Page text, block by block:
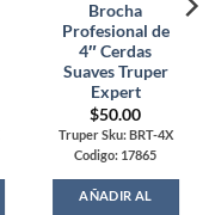
Brocha
Profesional de
4″ Cerdas
Suaves Truper
Expert
$50.00
Truper Sku: BRT-4X
Codigo: 17865
AÑADIR AL